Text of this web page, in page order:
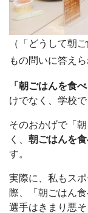
（「どうして朝
もの問いに答えら
「朝ごはんを食べ
けでなく、学校
そのおかげで「
く、 朝ごはんを
す。
実際に、私もス
際、「朝ごはん
選手はきまり悪